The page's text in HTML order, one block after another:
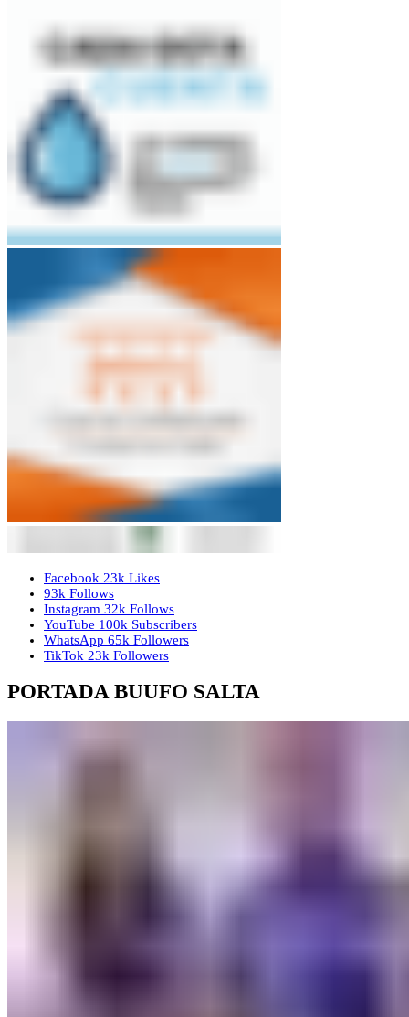
Facebook 23k Likes
93k Follows
Instagram 32k Follows
YouTube 100k Subscribers
WhatsApp 65k Followers
TikTok 23k Followers
PORTADA BUUFO SALTA